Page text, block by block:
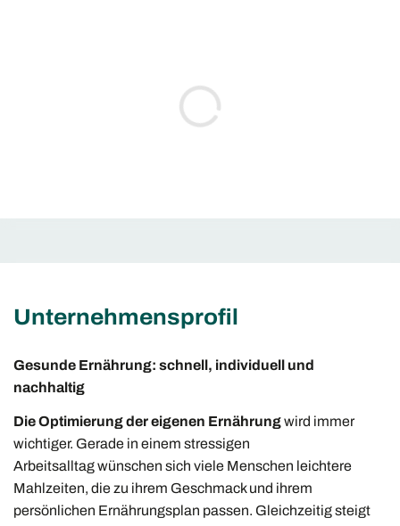
Unternehmensprofil
Gesunde Ernährung: schnell, individuell und
nachhaltig
Die Optimierung der eigenen Ernährungwird immer
wichtiger. Gerade in einem stressigen
Arbeitsalltag wünschen sich viele Menschen leichtere
Mahlzeiten, die zu ihrem Geschmack und ihrem
persönlichen Ernährungsplan passen. Gleichzeitig steigt